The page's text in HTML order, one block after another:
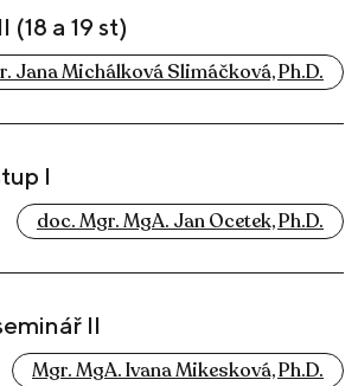
a 19 st)
Jana Michálková Slimáčková, Ph.D.
I
doc. Mgr. MgA. Jan Ocetek, Ph.D.
II
Mgr. MgA. Ivana Mikesková, Ph.D.